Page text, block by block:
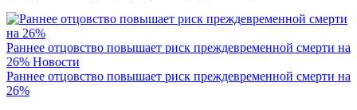
Раннее отцовство повышает риск преждевременной смерти на
26% Новости
Раннее отцовство повышает риск преждевременной смерти на
26%